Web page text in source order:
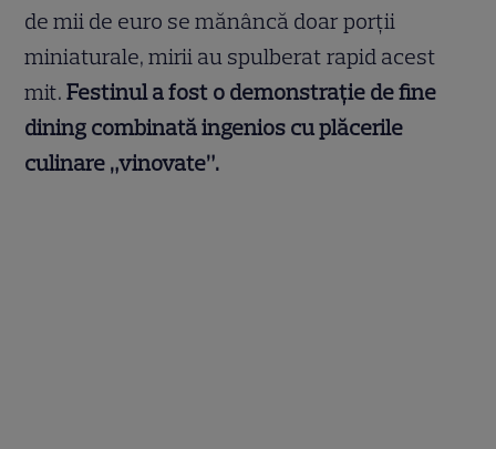
de mii de euro se mănâncă doar porții
miniaturale, mirii au spulberat rapid acest
mit.Festinul a fost o demonstrație de fine
dining combinată ingenios cu plăcerile
culinare „vinovate”.